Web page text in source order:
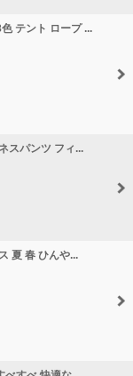
テント ロープ ...
スパンツ フィ...
夏 春 ひんや...